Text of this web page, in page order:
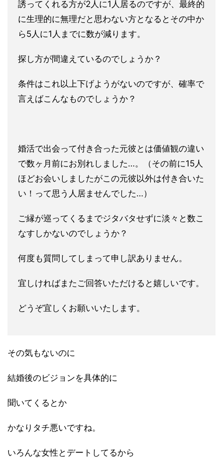
誘ってくれる方が2人に1人居るのですが、最終的
に生理的に無理だと思わない方と なるとその中か
ら5人に1人までに数が減ります。
探し方が間違えているのでしょうか？
条件はこれ以上下げようがないのですが、確率で
言えばこんなものでしょうか？
婚活で出会って付き合った元彼とは価値観の違い
で数ヶ月前にお別 れしました…。（その前に15人
ほどお会いしましたがこの元彼以外は付き合いた
い！って思う人居ませんでした…）
ご縁が巡ってくるまでジタバタせずに淡々と数こ
なすしかないのでしょうか？
何度も質問してしまって申し訳ありません。
宜しければまたご回答いただけると嬉しいです。
どうぞ宜しくお願いいたします。
その気もないのに
結婚後のビジョンを具体的に
聞いてくるとか
かなりタチ悪いですね。
いろんな女性とデートしてるから